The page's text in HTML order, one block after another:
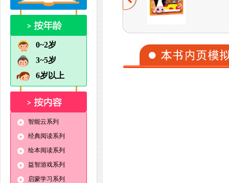
0~2岁
3~5岁
6岁以上
智能云系列
经典阅读系列
绘本阅读系列
益智游戏系列
启蒙学习系列